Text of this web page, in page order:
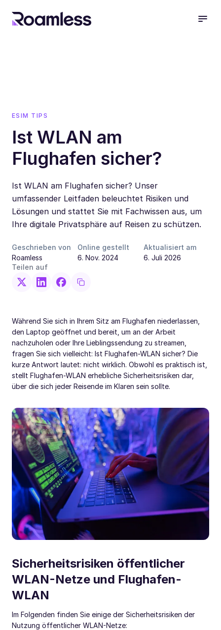
ESIM TIPS
Ist WLAN am
Flughafen sicher?
Ist WLAN am Flughafen sicher? Unser
umfassender Leitfaden beleuchtet Risiken und
Lösungen und stattet Sie mit Fachwissen aus, um
Ihre digitale Privatsphäre auf Reisen zu schützen.
Geschrieben von
Roamless
Online gestellt
6. Nov. 2024
Aktualisiert am
6. Juli 2026
Teilen auf
Während Sie sich in Ihrem Sitz am Flughafen niederlassen,
den Laptop geöffnet und bereit, um an der Arbeit
nachzuholen oder Ihre Lieblingssendung zu streamen,
fragen Sie sich vielleicht: Ist Flughafen-WLAN sicher? Die
kurze Antwort lautet: nicht wirklich. Obwohl es praktisch ist,
stellt Flughafen-WLAN erhebliche Sicherheitsrisiken dar,
über die sich jeder Reisende im Klaren sein sollte.
Sicherheitsrisiken öffentlicher
WLAN-Netze und Flughafen-
WLAN
Im Folgenden finden Sie einige der Sicherheitsrisiken der
Nutzung öffentlicher WLAN-Netze: